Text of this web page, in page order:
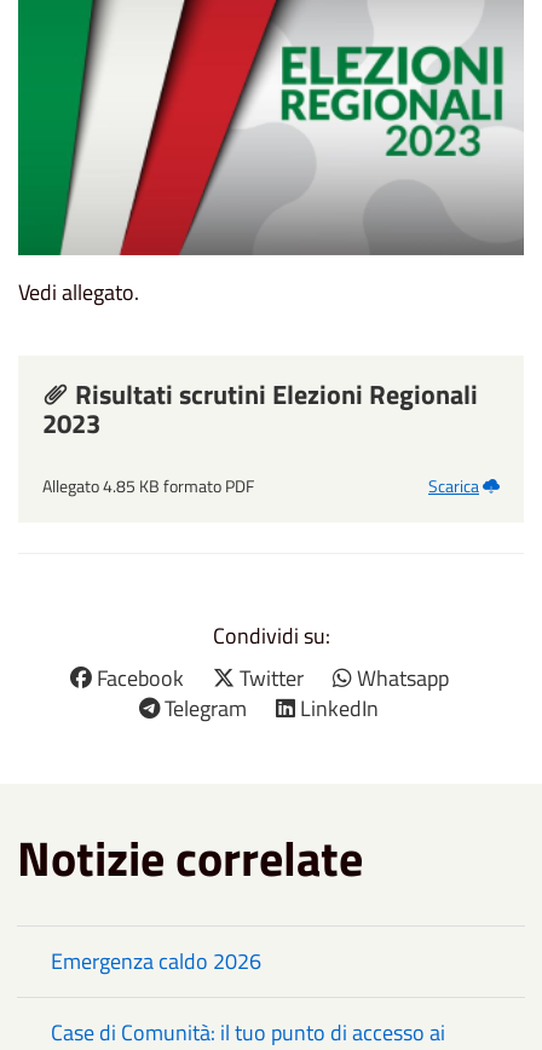
Vedi allegato.
Risultati scrutini Elezioni Regionali
2023
Allegato 4.85 KB formato PDF Scarica
Condividi su:
Facebook
Twitter
Whatsapp
Telegram
LinkedIn
Notizie correlate
Emergenza caldo 2026
Case di Comunità: il tuo punto di accesso ai